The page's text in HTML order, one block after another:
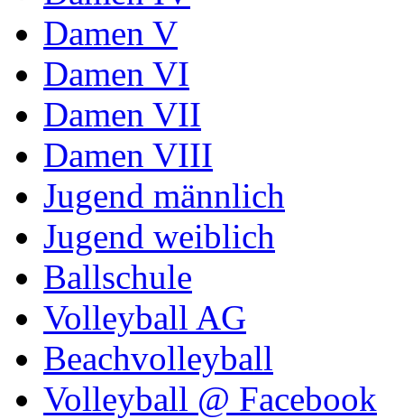
Damen V
Damen VI
Damen VII
Damen VIII
Jugend männlich
Jugend weiblich
Ballschule
Volleyball AG
Beachvolleyball
Volleyball @ Facebook